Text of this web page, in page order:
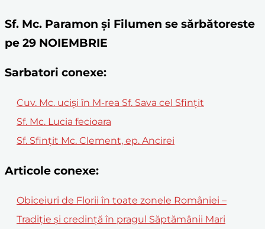
Sf. Mc. Paramon și Filumen se sărbătoreste
pe 29 NOIEMBRIE
Sarbatori conexe:
Cuv. Mc. ucişi în M-rea Sf. Sava cel Sfinţit
Sf. Mc. Lucia fecioara
Sf. Sfințit Mc. Clement, ep. Ancirei
Articole conexe:
Obiceiuri de Florii în toate zonele României –
Tradiție și credință în pragul Săptămânii Mari